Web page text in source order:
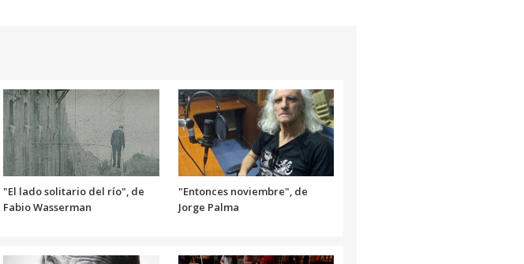
disminuir
el
volumen.
"El lado solitario del río", de
Fabio Wasserman
"Entonces noviembre", de
Jorge Palma